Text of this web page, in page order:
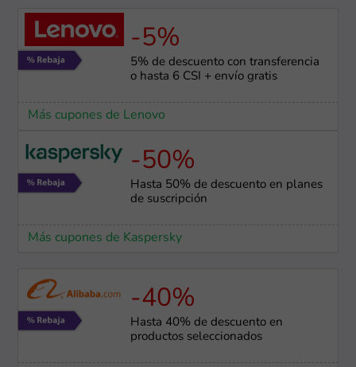
-5%
5% de descuento con transferencia
o hasta 6 CSI + envío gratis
Más cupones de Lenovo
-50%
Hasta 50% de descuento en planes
de suscripción
Más cupones de Kaspersky
-40%
Hasta 40% de descuento en
productos seleccionados